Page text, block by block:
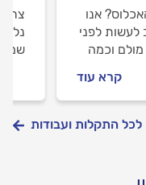
אנו
לפני
וכמה
קרא עוד
לכל התקלות ועבודות